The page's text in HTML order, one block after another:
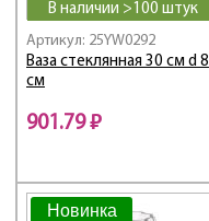
В наличии >100 штук
Артикул: 25YW0292
Ваза стеклянная 30 см d 8
см
901.79 ₽
Новинка